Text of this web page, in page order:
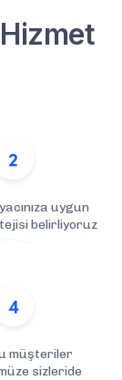
uygun
belirliyoruz
müşteriler
sizleride